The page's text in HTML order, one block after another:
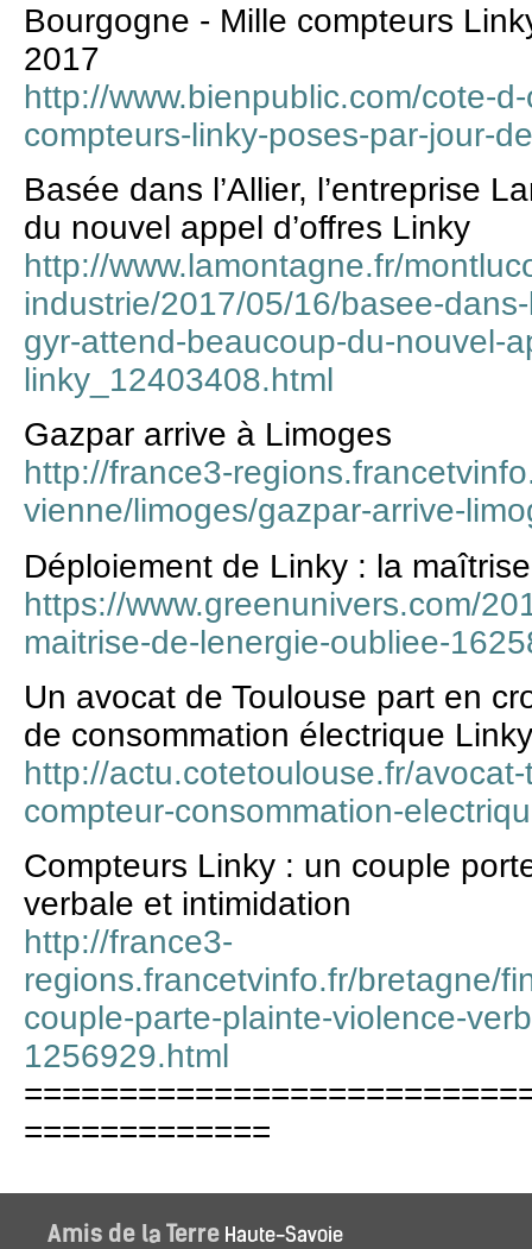
Bourgogne - Mille compteurs
2017
http://www.bienpublic.com/cote-
compteurs-linky-poses-par-jour-
Basée dans l’Allier, l’entreprise
du nouvel appel d’offres Linky
http://www.lamontagne.fr/
industrie/2017/05/16/basee-
gyr-attend-beaucoup-du-nouvel-
linky_12403408.html
Gazpar arrive à Limoges
http://france3-
vienne/limoges/gazpar-arrive-
Déploiement de Linky : la
https://www.greenunivers.com/
maitrise-de-lenergie-oubliee-
Un avocat de Toulouse part en
de consommation électrique Linky
http://actu.cotetoulouse.fr/
compteur-consommation-
Compteurs Linky : un couple
verbale et intimidation
http://france3-
regions.francetvinfo.fr/bretagne/
couple-parte-plainte-violence-
1256929.html
=============